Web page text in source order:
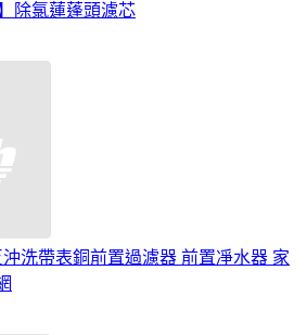
除氯蓮蓬頭濾芯
洗帶表銅前置過濾器 前置凈水器 家